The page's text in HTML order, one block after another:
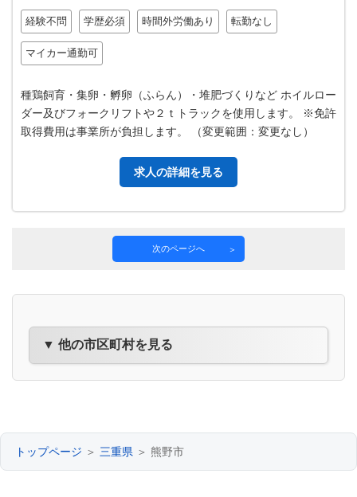
経験不問 学歴必須 時間外労働あり 転勤なし
マイカー通勤可
種鶏飼育・集卵・孵卵（ふらん）・堆肥づくりなど ホイルロー
ダー及びフォークリフトや２ｔトラックを使用します。 ※免許
取得費用は事業所が負担します。 （変更範囲：変更なし）
求人の詳細を見る
次のページへ
▼ 他の市区町村を見る
トップページ ＞ 三重県 ＞ 熊野市